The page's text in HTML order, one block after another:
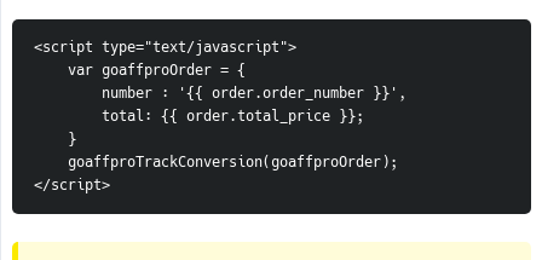
<script type="text/javascript">
    var goaffproOrder = {
        number : '{{ order.order_number }}',
        total: {{ order.total_price }};
    }
    goaffproTrackConversion(goaffproOrder);
</script>